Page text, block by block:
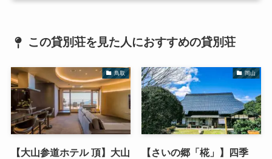
この貸別荘を見た人におすすめの貸別荘
鳥取
【大山参道ホテル 頂】大山
岡山
【さいの郷「椛」】四季